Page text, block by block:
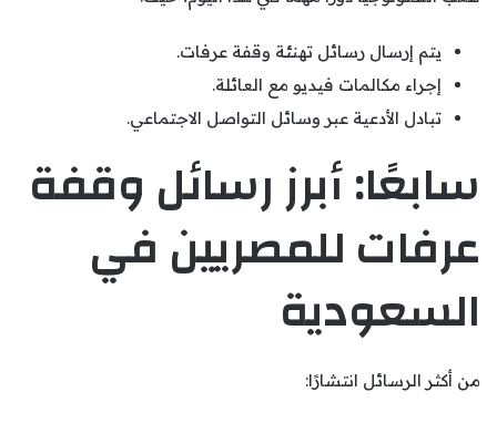
يتم إرسال رسائل تهنئة وقفة عرفات.
إجراء مكالمات فيديو مع العائلة.
تبادل الأدعية عبر وسائل التواصل الاجتماعي.
سابعًا: أبرز رسائل وقفة
عرفات للمصريين في
السعودية
من أكثر الرسائل انتشارًا: